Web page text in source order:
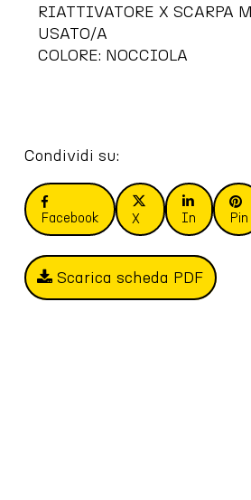
RIATTIVATORE X SCARPA
USATO/A
COLORE: NOCCIOLA
Condividi su:
Facebook X In Pin
Scarica scheda PDF